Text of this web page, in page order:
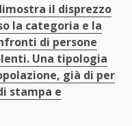
il disprezzo
la categoria e la
di persone
Una tipologia
già di per
stampa e